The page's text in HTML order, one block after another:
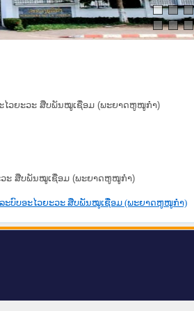
ໄວຍະວະ ສືບພັນໝູເຊື່ອມ (ພະຍາດຫູໜູກໍ່າ)
ວະ ສືບພັນໝູເຊື່ອມ (ພະຍາດຫູໜູກໍ່າ)
ະບົບອະໄວຍະວະ ສືບພັນໝູເຊື່ອມ (ພະຍາດຫູໜູກໍ່າ)